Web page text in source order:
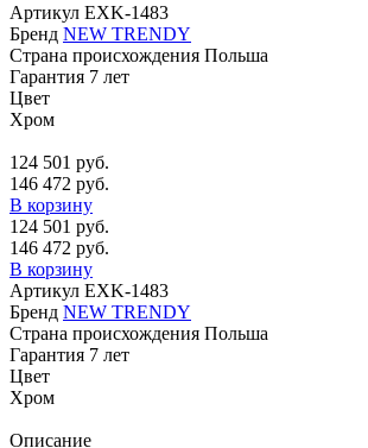
Артикул EXK-1483
Бренд NEW TRENDY
Страна происхождения Польша
Гарантия 7 лет
Цвет
Хром
124 501 руб.
146 472 руб.
В корзину
124 501 руб.
146 472 руб.
В корзину
Артикул EXK-1483
Бренд NEW TRENDY
Страна происхождения Польша
Гарантия 7 лет
Цвет
Хром
Описание